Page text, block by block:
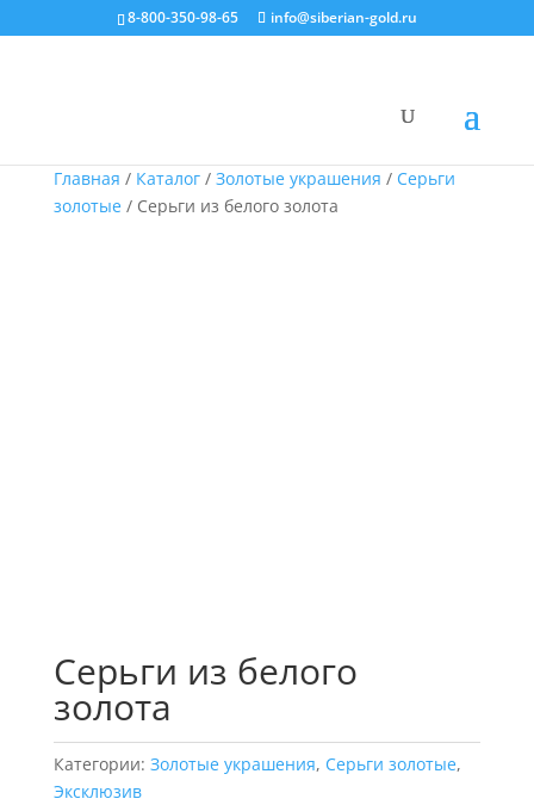
8-800-350-98-65 info@siberian-gold.ru
Главная / Каталог/ Золотые украшения / Серьги
золотые/ Серьги из белого золота
Серьги из белого
золота
Категории: Золотые украшения, Серьги золотые,
Эксклюзив